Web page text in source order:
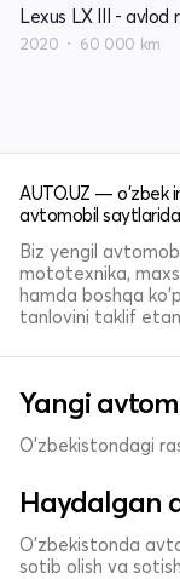
Lexus LX III - avlod
2020 60 000 km
AUTO.UZ — o'zbek
avtomobil
Biz yengil
mototexnika,
hamda boshqa
tanlovini taklif
Yangi
O'zbekistondagi
Haydalgan
O'zbekistonda
sotib olish va sotish